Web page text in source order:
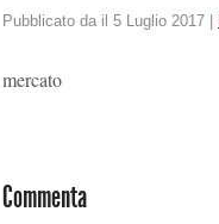
Pubblicato da il 5 Luglio 2017
mercato
Commenta